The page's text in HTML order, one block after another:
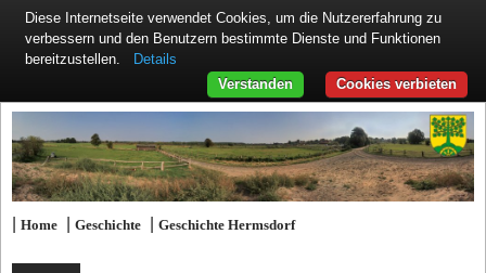
|Home |Geschichte |Geschichte Hermsdorf
Diese Internetseite verwendet Cookies, um die Nutzererfahrung zu
verbessern und den Benutzern bestimmte Dienste und Funktionen
bereitzustellen.
Details
Cookies verbieten
Verstanden